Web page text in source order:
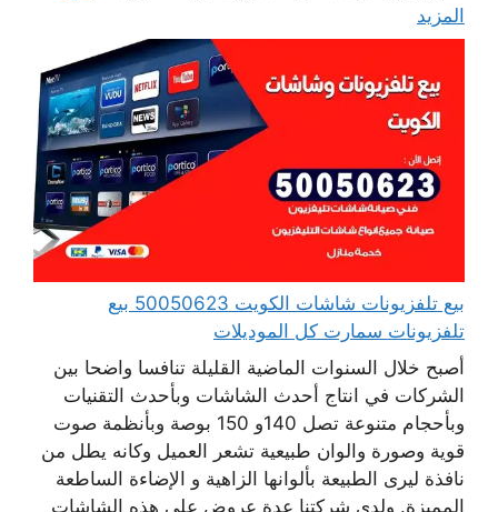
المزيد
بيع تلفزيونات شاشات الكويت 50050623 بيع
تلفزيونات سمارت كل الموديلات
أصبح خلال السنوات الماضية القليلة تنافسا واضحا بين
الشركات في انتاج أحدث الشاشات وبأحدث التقنيات
وبأحجام متنوعة تصل 140و 150 بوصة وبأنظمة صوت
قوية وصورة والوان طبيعية تشعر العميل وكانه يطل من
نافذة ليرى الطبيعة بألوانها الزاهية و الإضاءة الساطعة
المميزة. ولدى شركتنا عدة عروض على هذه الشاشات